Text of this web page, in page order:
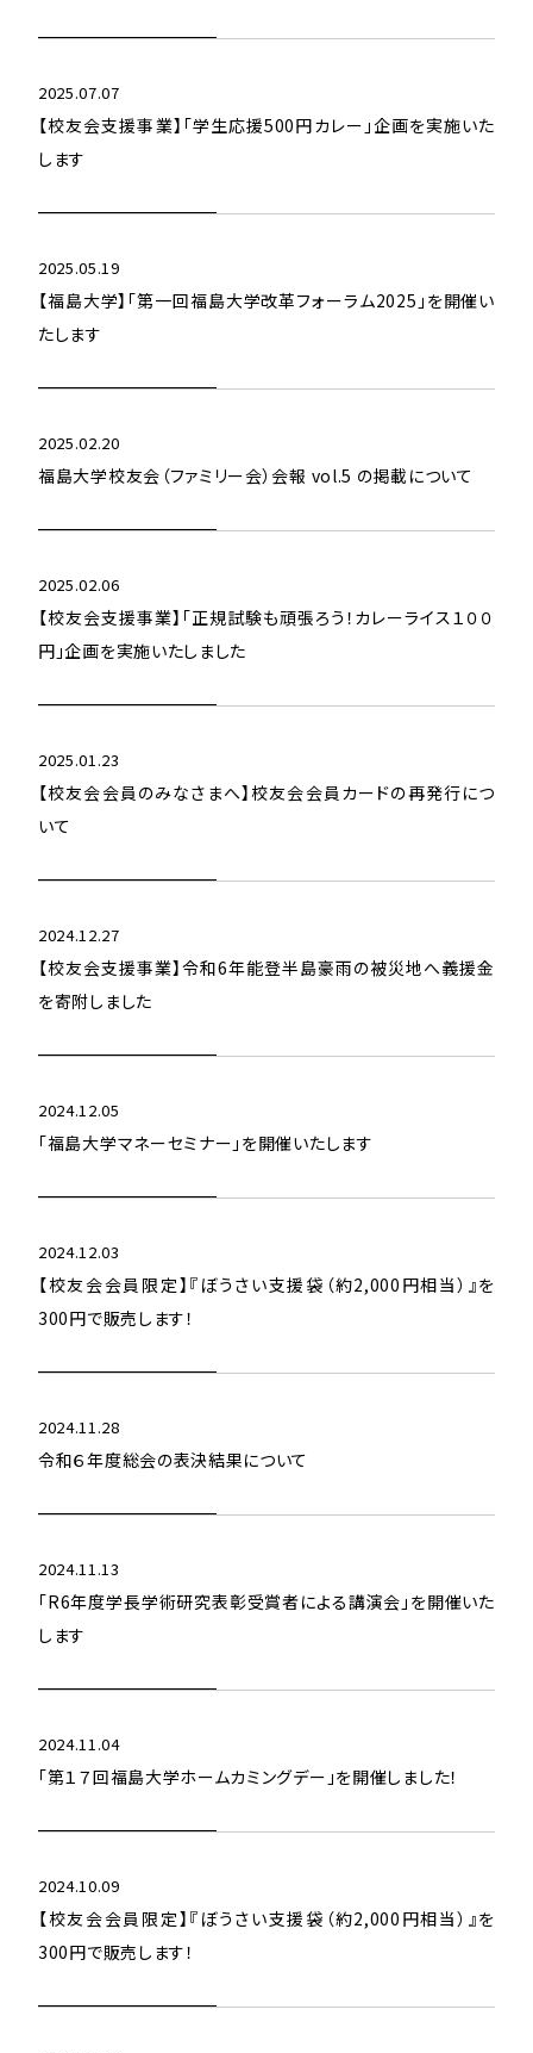
2025.07.07
【校友会支援事業】「学生応援500円カレー」企画を実施いた
します
2025.05.19
【福島大学】「第一回福島大学改革フォーラム2025」を開催い
たします
2025.02.20
福島大学校友会（ファミリー会）会報 vol.5 の掲載について
2025.02.06
【校友会支援事業】「正規試験も頑張ろう！カレーライス１００
円」企画を実施いたしました
2025.01.23
【校友会会員のみなさまへ】校友会会員カードの再発行につ
いて
2024.12.27
【校友会支援事業】令和6年能登半島豪雨の被災地へ義援金
を寄附しました
2024.12.05
「福島大学マネーセミナー」を開催いたします
2024.12.03
【校友会会員限定】『ぼうさい支援袋（約2,000円相当）』を
300円で販売します！
2024.11.28
令和６年度総会の表決結果について
2024.11.13
「R6年度学長学術研究表彰受賞者による講演会」を開催いた
します
2024.11.04
「第１７回福島大学ホームカミングデー」を開催しました！
2024.10.09
【校友会会員限定】『ぼうさい支援袋（約2,000円相当）』を
300円で販売します！